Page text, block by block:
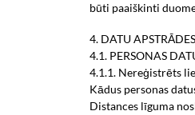
būti paaiškinti
4. DATU
4.1. PERSONAS
4.1.1. Nereģistrēts
Kādus personas
Distances līguma